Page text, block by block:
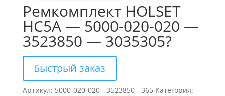
Ремкомплект HOLSET
HC5A — 5000-020-020 —
3523850 — 3035305?
Быстрый заказ
Артикул: 5000-020-020 - 3523850 - 365 Категория: